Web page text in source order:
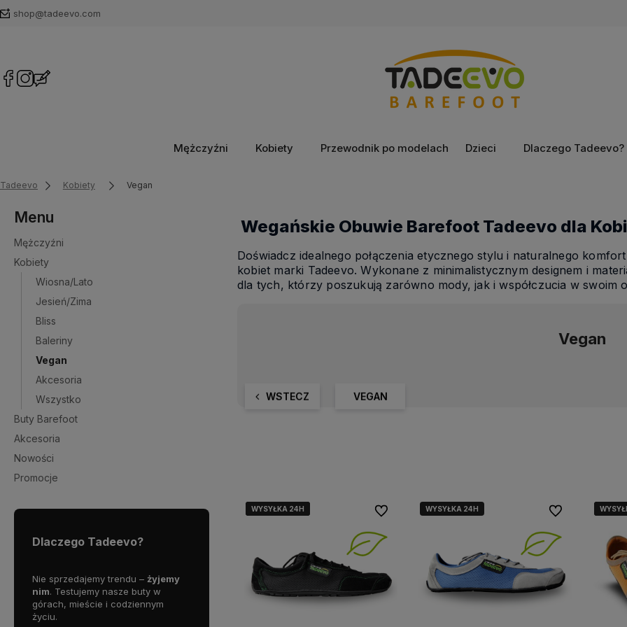
shop@tadeevo.com
Mężczyźni Kobiety Przewodnik po modelach Dzieci Dlaczego Tadeevo?
Tadeevo Kobiety Vegan
Menu
Mężczyźni
Kobiety
Wiosna/Lato
Jesień/Zima
Bliss
Baleriny
Vegan
Akcesoria
Wszystko
Buty Barefoot
Akcesoria
Nowości
Promocje
Dlaczego Tadeevo?
Nie sprzedajemy trendu – żyjemy
nim. Testujemy nasze buty w
górach, mieście i codziennym
życiu.
Wegańskie Obuwie Barefoot Tadeevo dla
Doświadcz idealnego połączenia etycznego stylu i naturalnego
kobiet marki Tadeevo. Wykonane z minimalistycznym designem i
dla tych, którzy poszukują zarówno mody, jak i współczucia w swoim
Vegan
WSTECZ VEGAN
WYSYŁKA 24H
WYSYŁKA 24H
WYSYŁKA 24H
WYSYŁKA 24H Do ulubionychWYSYŁKA 24H Do ulubionych